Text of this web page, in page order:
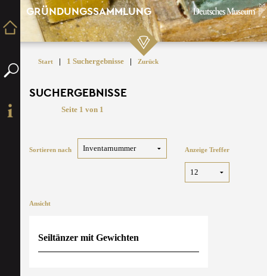
GRÜNDUNGSSAMMLUNG
Start | 1 Suchergebnisse | Zurück
SUCHERGEBNISSE
Seite 1 von 1
Sortieren nach Anzeige Treffer
Ansicht
Seiltänzer mit Gewichten